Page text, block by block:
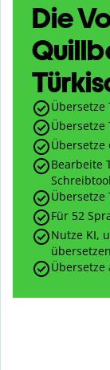
Die
Übersetze
Übersetze
Bearbeite
Übersetze
Für 52
Nutze KI,
übersetzen